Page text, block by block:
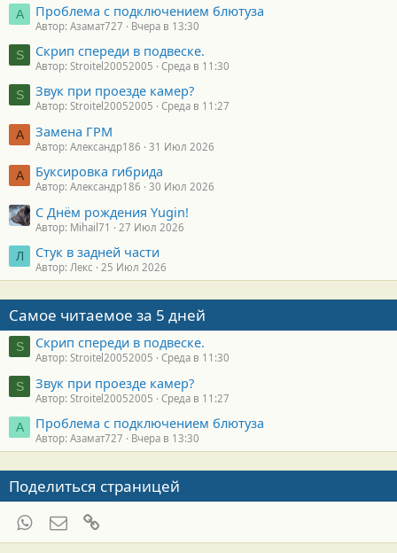
А Проблема с подключением блютуза
Автор: Азамат727 Вчера в 13:30
S Скрип спереди в подвеске.
Автор: Stroitel20052005 Среда в 11:30
S Звук при проезде камер?
Автор: Stroitel20052005 Среда в 11:27
А Замена ГРМ
Автор: Александр186 31 Июл 2026
А Буксировка гибрида
Автор: Александр186 30 Июл 2026
С Днём рождения Yugin!
Автор: Mihail71 27 Июл 2026
Л Стук в задней части
Автор: Лекс 25 Июл 2026
Самое читаемое за 5 дней
S Скрип спереди в подвеске.
Автор: Stroitel20052005 Среда в 11:30
S Звук при проезде камер?
Автор: Stroitel20052005 Среда в 11:27
А Проблема с подключением блютуза
Автор: Азамат727 Вчера в 13:30
Поделиться страницей
WhatsAppЭлектронная почта